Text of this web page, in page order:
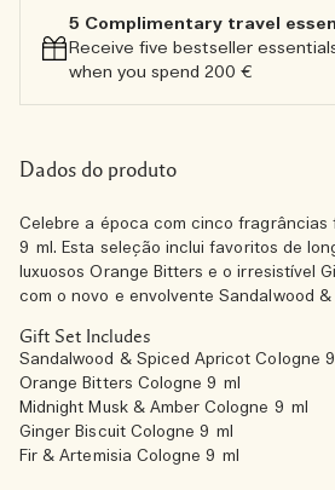
5 Complimentary travel
Receive five bestseller
when you spend 200 €
Dados do produto
Celebre a época com cinco fragrâncias
9 ml. Esta seleção inclui favoritos de
luxuosos Orange Bitters e o irresistível
com o novo e envolvente Sandalwood
Gift Set Includes
Sandalwood & Spiced Apricot Cologne
Orange Bitters Cologne 9 ml
Midnight Musk & Amber Cologne 9 ml
Ginger Biscuit Cologne 9 ml
Fir & Artemisia Cologne 9 ml